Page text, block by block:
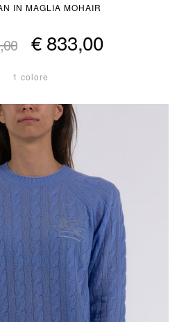
IN MAGLIA MOHAIR
€ 833,00
1 colore